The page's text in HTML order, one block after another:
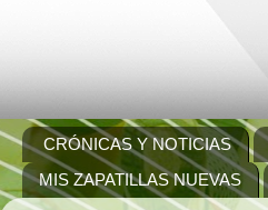
CRÓNICAS Y NOTICIAS
MIS ZAPATILLAS NUEVAS